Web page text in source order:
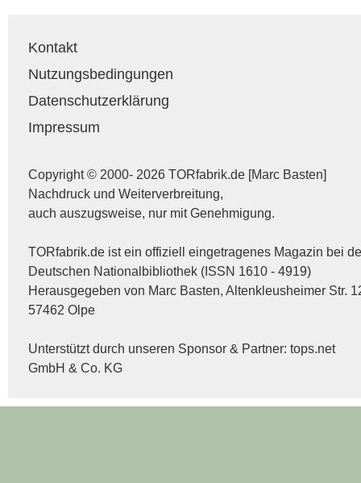
Kontakt
Nutzungsbedingungen
Datenschutzerklärung
Impressum
Copyright © 2000- 2026 TORfabrik.de [Marc Basten]
Nachdruck und Weiterverbreitung,
auch auszugsweise, nur mit Genehmigung.
TORfabrik.de ist ein offiziell eingetragenes Magazin bei
Deutschen Nationalbibliothek (ISSN 1610 - 4919)
Herausgegeben von Marc Basten, Altenkleusheimer Str.
57462 Olpe
Unterstützt durch unseren Sponsor & Partner: tops.net
GmbH & Co. KG